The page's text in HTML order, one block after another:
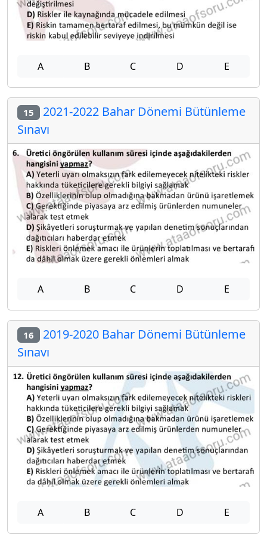
A B C D E
15 2021-2022 Bahar Dönemi Bütünleme
Sınavı
A B C D E
16 2019-2020 Bahar Dönemi Bütünleme
Sınavı
A B C D E